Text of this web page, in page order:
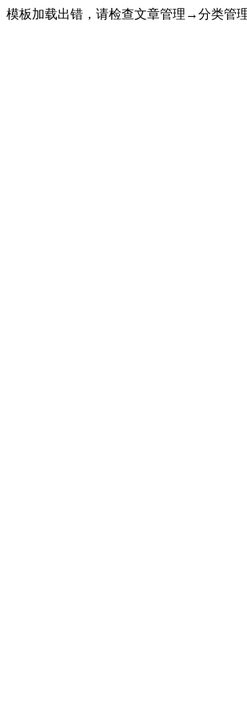
模板加载出错，请检查文章管理→分类管